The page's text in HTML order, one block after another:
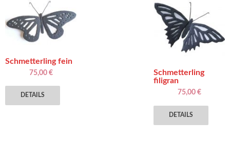
Schmetterling fein
75,00 €
DETAILS
Schmetterling
filigran
75,00 €
DETAILS